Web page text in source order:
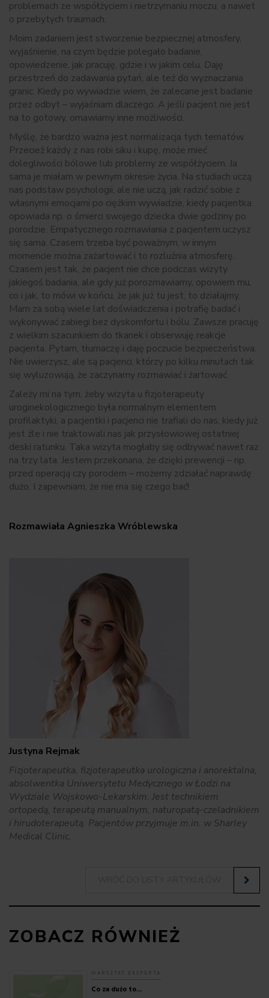
problemach ze współżyciem i nietrzymaniu moczu, a nawet
o przebytych traumach.
Moim zadaniem jest stworzenie bezpiecznej atmosfery,
wyjaśnienie, na czym będzie polegało badanie,
opowiedzenie, jak pracuję, gdzie i w jakim celu. Daję
przestrzeń do zadawania pytań, ale też do wyznaczania
granic. Kiedy po wywiadzie wiem, że zalecane jest badanie
przez odbyt – wyjaśniam dlaczego. A jeśli pacjent nie jest
na to gotowy, omawiamy inne możliwości.
Myślę, że bardzo ważna jest normalizacja tych tematów.
Przecież każdy z nas robi siku i kupę, może mieć
dolegliwości bólowe lub problemy ze współżyciem. Ja
sama je miałam w pewnym okresie życia. Na studiach uczą
nas podstaw psychologii, ale nie uczą, jak radzić sobie z
własnymi emocjami po ciężkim wywiadzie, kiedy pacjentka
opowiada np. o śmierci swojego dziecka dwie godziny po
porodzie. Empatycznego rozmawiania z pacjentem uczysz
się sama. Czasem trzeba być poważnym, w innym
momencie można zażartować i to rozluźnia atmosferę.
Czasem jest tak, że pacjent nie chce podczas wizyty
jakiegoś badania, ale gdy już porozmawiamy, opowiem mu,
co i jak, to mówi w końcu, że jak już tu jest, to działajmy.
Mam za sobą wiele lat doświadczenia i potrafię badać i
wykonywać zabiegi bez dyskomfortu i bólu. Zawsze pracuję
z wielkim szacunkiem do tkanek i obserwuję reakcje
pacjenta. Pytam, tłumaczę i daję poczucie bezpieczeństwa.
Nie uwierzysz, ale są pacjenci, którzy po kilku minutach tak
się wyluzowują, że zaczynamy rozmawiać i żartować.
Zależy mi na tym, żeby wizyta u fizjoterapeuty
uroginekologicznego była normalnym elementem
profilaktyki, a pacjentki i pacjenci nie trafiali do nas, kiedy już
jest źle i nie traktowali nas jak przysłowiowej ostatniej
deski ratunku. Taka wizyta mogłaby się odbywać nawet raz
na trzy lata. Jestem przekonana, że dzięki prewencji – np.
przed operacją czy porodem – możemy zdziałać naprawdę
dużo. I zapewniam, że nie ma się czego bać!
Rozmawiała Agnieszka Wróblewska
Justyna Rejmak
Fizjoterapeutka, fizjoterapeutka urologiczna i anorektalna,
absolwentka Uniwersytetu Medycznego w Łodzi na
Wydziale Wojskowo-Lekarskim. Jest technikiem
ortopedą, terapeutą manualnym, naturopatą-czeladnikiem
i hirudoterapeutą. Pacjentów przyjmuje m.in. w Sharley
Medical Clinic.
ZOBACZ RÓWNIEŻ
WARSZTAT EKSPERTA
Co za dużo to…